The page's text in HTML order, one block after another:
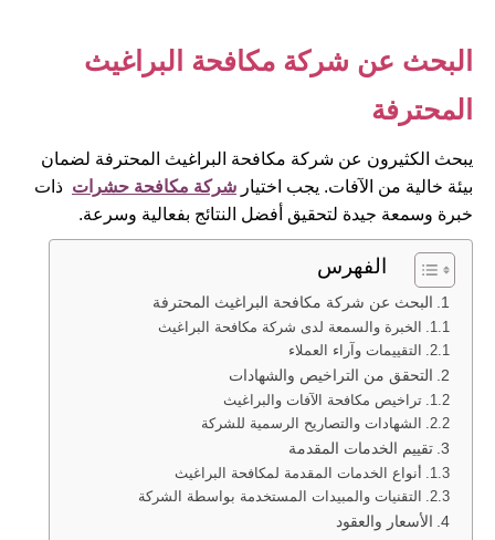
البحث عن شركة مكافحة البراغيث
المحترفة
يبحث الكثيرون عن شركة مكافحة البراغيث المحترفة لضمان
بيئة خالية من الآفات. يجب اختيار شركة مكافحة حشرات ذات
خبرة وسمعة جيدة لتحقيق أفضل النتائج بفعالية وسرعة.
الفهرس
البحث عن شركة مكافحة البراغيث المحترفة
الخبرة والسمعة لدى شركة مكافحة البراغيث
التقييمات وآراء العملاء
التحقق من التراخيص والشهادات
تراخيص مكافحة الآفات والبراغيث
الشهادات والتصاريح الرسمية للشركة
تقييم الخدمات المقدمة
أنواع الخدمات المقدمة لمكافحة البراغيث
التقنيات والمبيدات المستخدمة بواسطة الشركة
الأسعار والعقود